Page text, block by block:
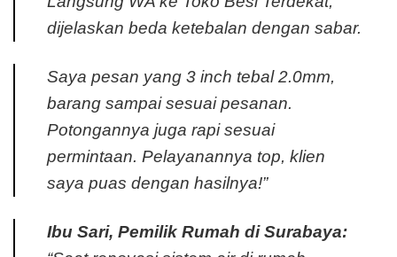
dijelaskan beda ketebalan dengan sabar.
Saya pesan yang 3 inch tebal 2.0mm,
barang sampai sesuai pesanan.
Potongannya juga rapi sesuai
permintaan. Pelayanannya top, klien
saya puas dengan hasilnya!”
Ibu Sari, Pemilik Rumah di Surabaya: